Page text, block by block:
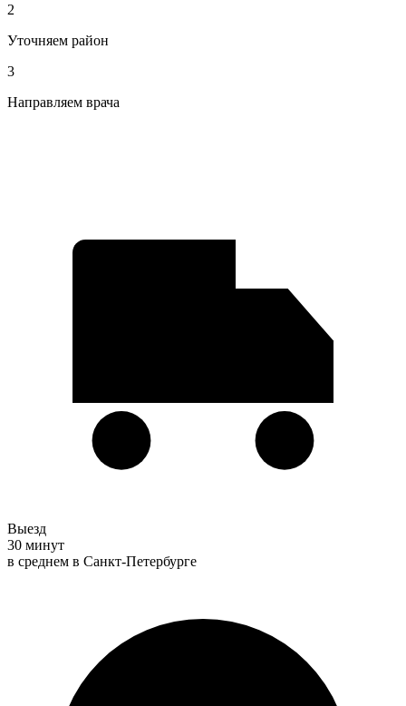
2
Уточняем район
3
Направляем врача
Выезд
30 минут
в среднем в Санкт-Петербурге